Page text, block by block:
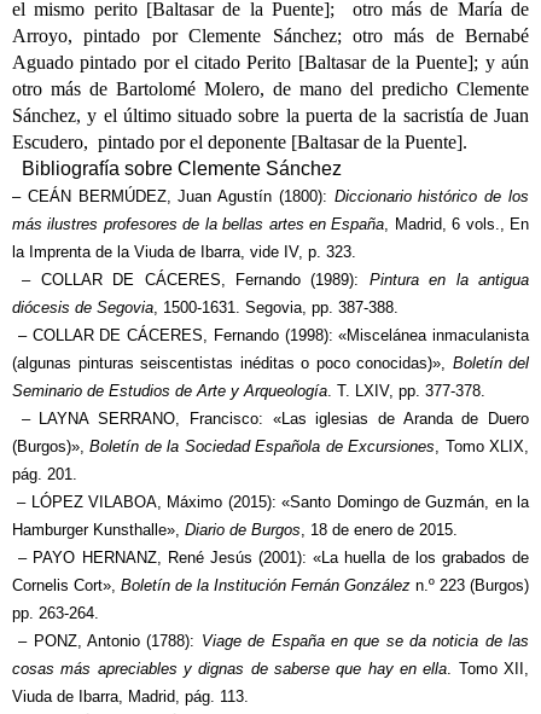
el mismo perito [Baltasar de la Puente]; otro más de María de
Arroyo, pintado por Clemente Sánchez; otro más de Bernabé
Aguado pintado por el citado Perito [Baltasar de la Puente]; y aún
otro más de Bartolomé Molero, de mano del predicho Clemente
Sánchez, y el último situado sobre la puerta de la sacristía de Juan
Escudero, pintado por el deponente [Baltasar de la Puente].
Bibliografía sobre Clemente Sánchez
– CEÁN BERMÚDEZ, Juan Agustín (1800): Diccionario histórico de los
más ilustres profesores de la bellas artes en España, Madrid, 6 vols., En
la Imprenta de la Viuda de Ibarra, vide IV, p. 323.
– COLLAR DE CÁCERES, Fernando (1989): Pintura en la antigua
diócesis de Segovia, 1500-1631. Segovia, pp. 387-388.
– COLLAR DE CÁCERES, Fernando (1998): «Miscelánea inmaculanista
(algunas pinturas seiscentistas inéditas o poco conocidas)», Boletín del
Seminario de Estudios de Arte y Arqueología. T. LXIV, pp. 377-378.
– LAYNA SERRANO, Francisco: «Las iglesias de Aranda de Duero
(Burgos)», Boletín de la Sociedad Española de Excursiones, Tomo XLIX,
pág. 201.
– LÓPEZ VILABOA, Máximo (2015): «Santo Domingo de Guzmán, en la
Hamburger Kunsthalle», Diario de Burgos, 18 de enero de 2015.
– PAYO HERNANZ, René Jesús (2001): «La huella de los grabados de
Cornelis Cort», Boletín de la Institución Fernán González n.º 223 (Burgos)
pp. 263-264.
– PONZ, Antonio (1788): Viage de España en que se da noticia de las
cosas más apreciables y dignas de saberse que hay en ella. Tomo XII,
Viuda de Ibarra, Madrid, pág. 113.